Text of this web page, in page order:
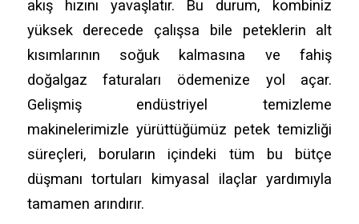
akış hızını yavaşlatır. Bu durum, kombiniz
yüksek derecede çalışsa bile peteklerin alt
kısımlarının soğuk kalmasına ve fahiş
doğalgaz faturaları ödemenize yol açar.
Gelişmiş endüstriyel temizleme
makinelerimizle yürüttüğümüz petek temizliği
süreçleri, boruların içindeki tüm bu bütçe
düşmanı tortuları kimyasal ilaçlar yardımıyla
tamamen arındırır.